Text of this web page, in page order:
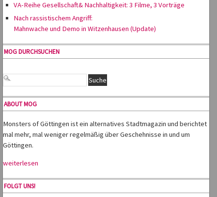
VA-Reihe Gesellschaft& Nachhaltigkeit: 3 Filme, 3 Vorträge
Nach rassistischem Angriff:
Mahnwache und Demo in Witzenhausen (Update)
MOG DURCHSUCHEN
ABOUT MOG
Monsters of Göttingen ist ein alternatives Stadtmagazin und berichtet
mal mehr, mal weniger regelmäßig über Geschehnisse in und um
Göttingen.
weiterlesen
FOLGT UNS!